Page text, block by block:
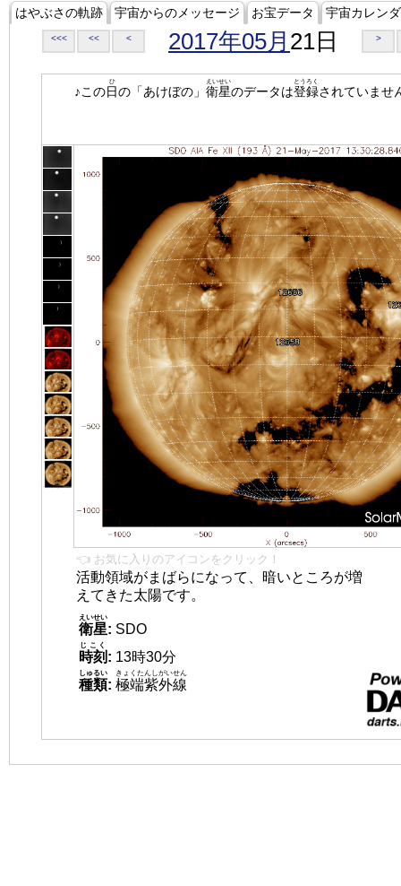
はやぶさの軌跡 宇宙からのメッセージ お宝データ 宇宙カレン
<<< << < 2017年05月 21日 >
♪この日
ひ
の「あけぼの」 衛星
えいせい
のデータは登録
とうろく
されていませ
👈 お気に入りのアイコンをクリック！
活動領域がまばらになって、暗いところが増
えてきた太陽です。
衛星
えいせい
: SDO
時刻
じこく
: 13時30分
種類
しゅるい
: 極端紫外線
きょくたんしがいせん